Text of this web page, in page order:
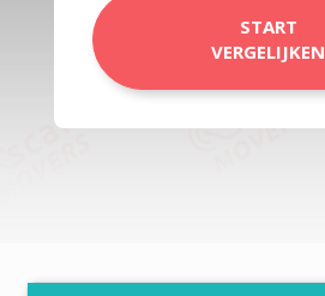
START
VERGELIJKEN